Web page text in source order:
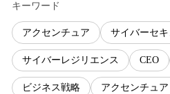
キーワード
アクセンチュア サイバーセキ
サイバーレジリエンス CEO
ビジネス戦略 アクセンチュ